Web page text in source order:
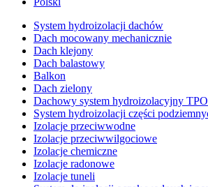
System hydroizolacji dachów
Dach mocowany mechanicznie
Dach klejony
Dach balastowy
Balkon
Dach zielony
Dachowy system hydroizolacyjny TPO
System hydroizolacji części
Izolacje przeciwwodne
Izolacje przeciwwilgociowe
Izolacje chemiczne
Izolacje radonowe
Izolacje tuneli